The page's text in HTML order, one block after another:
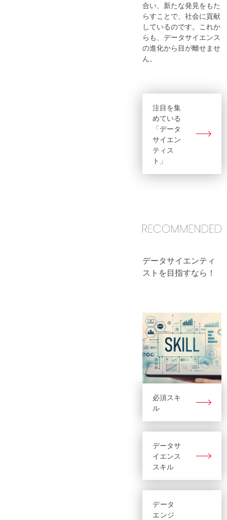
合い、新たな発見をもた
らすことで、社会に貢献
しているのです。これか
らも、データサイエンス
の進化から目が離せませ
ん。
注目を集
めている
「データ
サイエン
ティス
ト」
データサイエンティ
ストを目指すなら！
必須スキ
ル
データサ
イエンス
スキル
データ
エンジ